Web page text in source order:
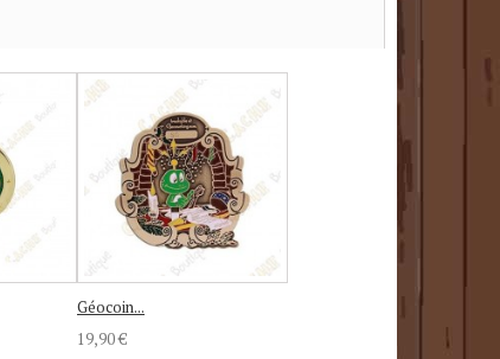
Géocoin...
19,90 €